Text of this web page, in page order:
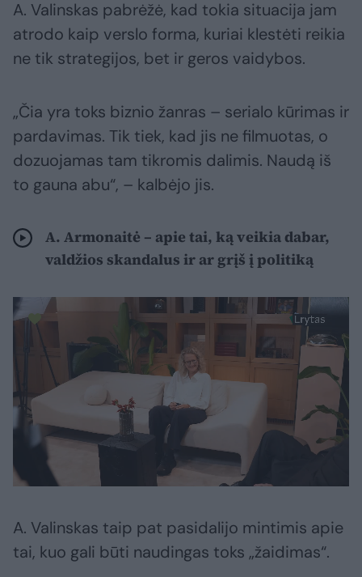
A. Valinskas pabrėžė, kad tokia situacija jam
atrodo kaip verslo forma, kuriai klestėti reikia
ne tik strategijos, bet ir geros vaidybos.
„Čia yra toks biznio žanras – serialo kūrimas ir
pardavimas. Tik tiek, kad jis ne filmuotas, o
dozuojamas tam tikromis dalimis. Naudą iš
to gauna abu“, – kalbėjo jis.
A. Armonaitė – apie tai, ką veikia dabar,
valdžios skandalus ir ar grįš į politiką
A. Valinskas taip pat pasidalijo mintimis apie
tai, kuo gali būti naudingas toks „žaidimas“.